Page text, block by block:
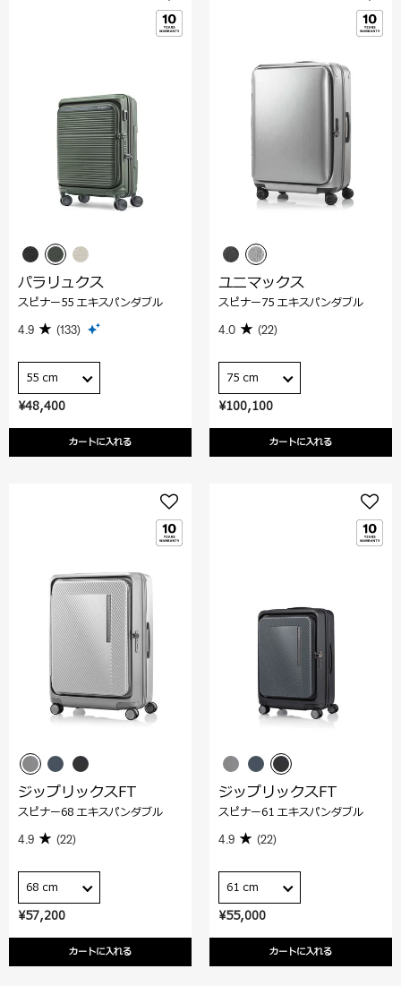
¥48,400
カートに入れる
パラリュクス
スピナー55 エキスパンダブル
4.9 (133)
55 cm
¥100,100
カートに入れる
ユニマックス
スピナー75 エキスパンダブル
4.0 (22)
75 cm
¥57,200
カートに入れる
ジップリックスFT
スピナー68 エキスパンダブル
4.9 (22)
68 cm
¥55,000
カートに入れる
ジップリックスFT
スピナー61 エキスパンダブル
4.9 (22)
61 cm